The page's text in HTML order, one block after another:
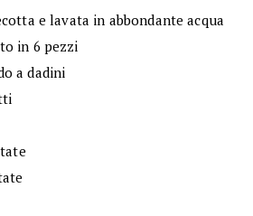
e lavata in abbondante acqua
in 6 pezzi
a dadini